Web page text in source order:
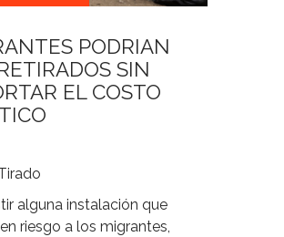
PODRIAN
SIN
EL COSTO
alguna instalación que
riesgo a los migrantes,